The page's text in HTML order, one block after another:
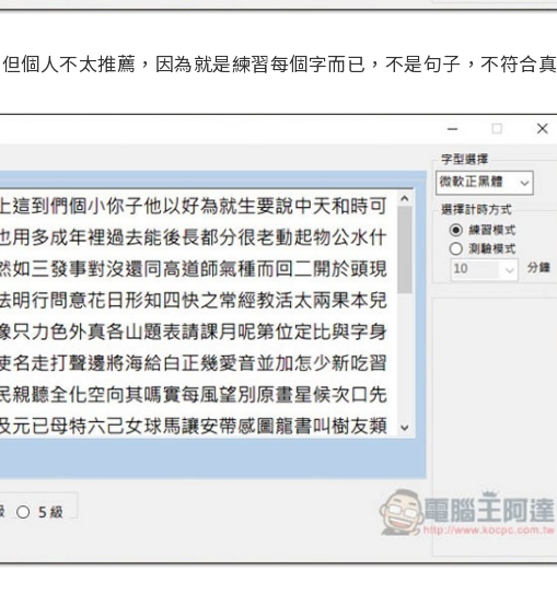
個人不太推薦，因為就是練習每個字而已，不是句子，不符合真